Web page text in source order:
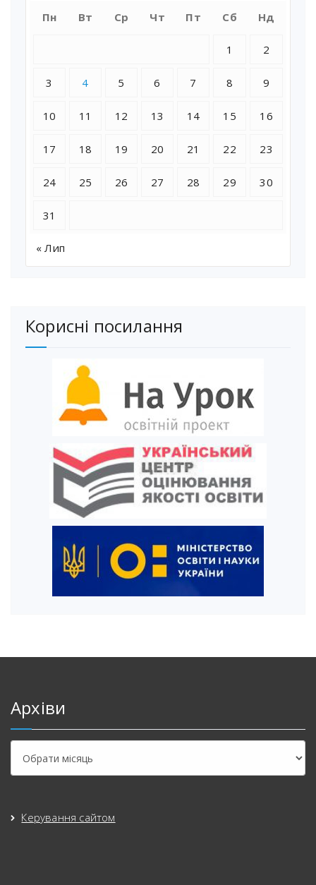
Пн Вт Ср Чт Пт Сб Нд
1 2
3 4 5 6 7 8 9
10 11 12 13 14 15 16
17 18 19 20 21 22 23
24 25 26 27 28 29 30
31
« Лип
Корисні посилання
Архіви
Керування сайтом